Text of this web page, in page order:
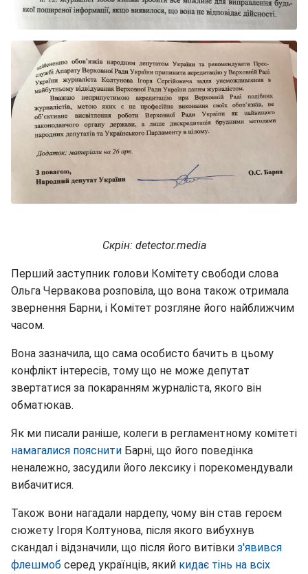
Скрін: detector.media
Перший заступник голови Комітету свободи слова
Ольга Червакова розповіла, що вона також отримала
звернення Барни, і Комітет розгляне його найближчим
часом.
Вона зазначила, що сама особисто бачить в цьому
конфлікт інтересів, тому що не може депутат
звертатися за покаранням журналіста, якого він
обматюкав.
Як ми писали раніше, колеги в регламентному комітеті
намагалися пояснити Барні, що його поведінка
неналежно, засудили його лексику і порекомендували
вибачитися.
Також вони нагадали нардепу, чому він став героєм
сюжету Ігоря Колтунова, після якого вибухнув
скандал і відзначили, що після його витівки з'явився
флешмоб серед українців, який кидає тінь на всіх